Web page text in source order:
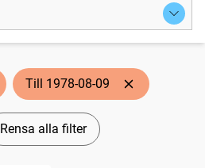
Till 1978-08-09
Rensa alla filter